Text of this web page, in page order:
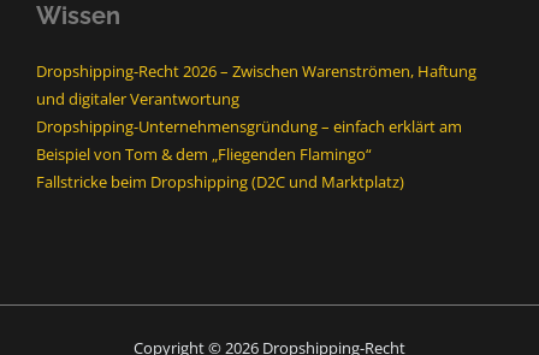
Wissen
Dropshipping-Recht 2026 – Zwischen Warenströmen, Haftung
und digitaler Verantwortung
Dropshipping-Unternehmensgründung – einfach erklärt am
Beispiel von Tom & dem „Fliegenden Flamingo“
Fallstricke beim Dropshipping (D2C und Marktplatz)
Copyright © 2026 Dropshipping-Recht